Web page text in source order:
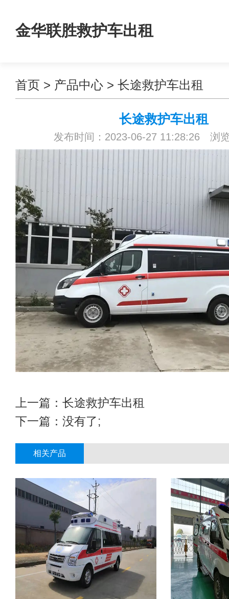
金华联胜救护车出租
首页 > 产品中心 > 长途救护车出租
长途救护车出租
发布时间：2023-06-27 11:28:26 浏
上一篇： 长途救护车出租
下一篇：没有了;
相关产品